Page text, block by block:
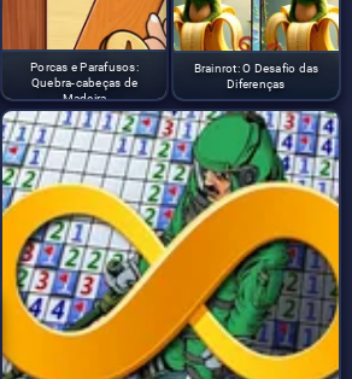
Porcas e Parafusos:
Quebra-cabeças de
Madeira
Brainrot: O Desafio das
Diferenças